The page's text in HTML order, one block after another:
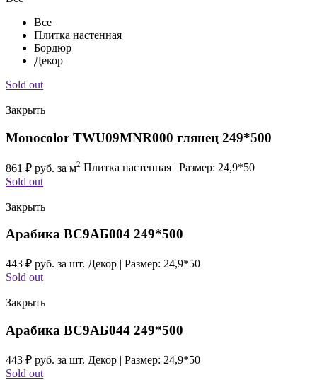
Все
Плитка настенная
Бордюр
Декор
Sold out
Закрыть
Monocolor TWU09MNR000 глянец 249*500
861 ₽ руб. за м2 Плитка настенная | Размер: 24,9*50
Sold out
Закрыть
Арабика ВС9АБ004 249*500
443 ₽ руб. за шт. Декор | Размер: 24,9*50
Sold out
Закрыть
Арабика ВС9АБ044 249*500
443 ₽ руб. за шт. Декор | Размер: 24,9*50
Sold out